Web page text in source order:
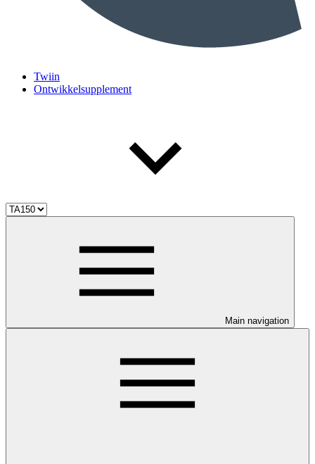
Twiin
Ontwikkelsupplement
Main navigation